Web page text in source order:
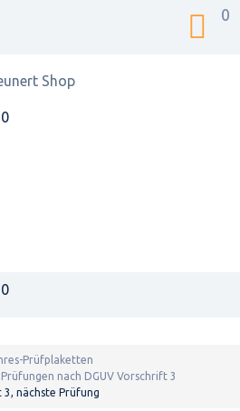
0
Prüfplaketten
nach DGUV Vorschrift 3
3, nächste Prüfung